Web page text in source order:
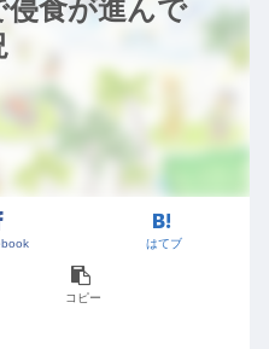
食が進んで
はてブ
コピー